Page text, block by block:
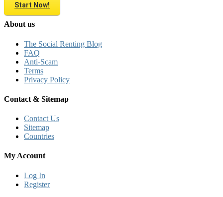
Start Now!
About us
The Social Renting Blog
FAQ
Anti-Scam
Terms
Privacy Policy
Contact & Sitemap
Contact Us
Sitemap
Countries
My Account
Log In
Register